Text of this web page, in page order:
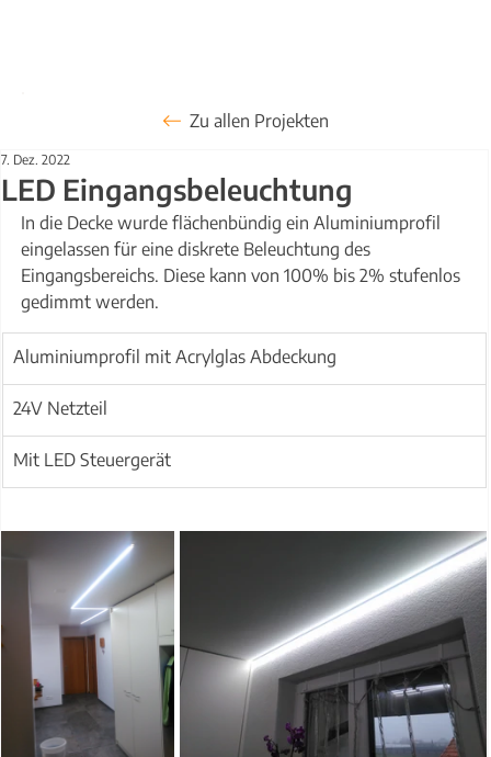
LED Eingangsbeleuchtung
7. Dez. 2022
In die Decke wurde flächenbündig ein Aluminiumprofil
eingelassen für eine diskrete Beleuchtung des
Eingangsbereichs. Diese kann von 100% bis 2% stufenlos
gedimmt werden.
Aluminiumprofil mit Acrylglas Abdeckung
24V Netzteil
Mit LED Steuergerät
Zu allen Projekten